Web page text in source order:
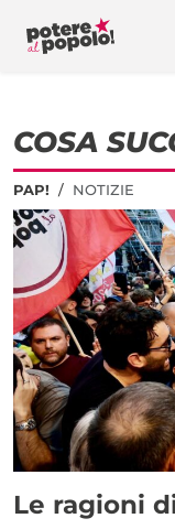
COSA
PAP! NOTIZIE
Le ragioni